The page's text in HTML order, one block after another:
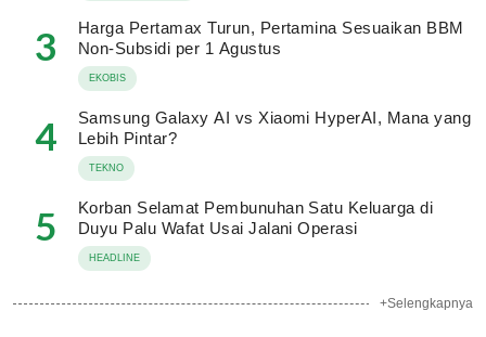
3
Harga Pertamax Turun, Pertamina Sesuaikan BBM
Non-Subsidi per 1 Agustus
EKOBIS
4
Samsung Galaxy AI vs Xiaomi HyperAI, Mana yang
Lebih Pintar?
TEKNO
5
Korban Selamat Pembunuhan Satu Keluarga di
Duyu Palu Wafat Usai Jalani Operasi
HEADLINE
+Selengkapnya